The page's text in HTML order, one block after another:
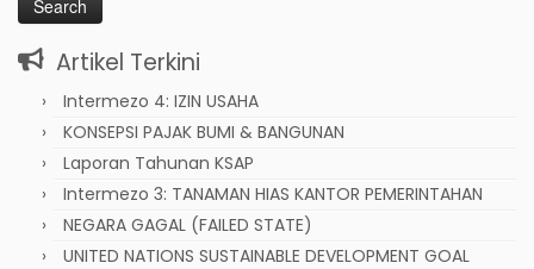
Artikel Terkini
Intermezo 4: IZIN USAHA
KONSEPSI PAJAK BUMI & BANGUNAN
Laporan Tahunan KSAP
Intermezo 3: TANAMAN HIAS KANTOR PEMERINTAHAN
NEGARA GAGAL (FAILED STATE)
UNITED NATIONS SUSTAINABLE DEVELOPMENT GOAL